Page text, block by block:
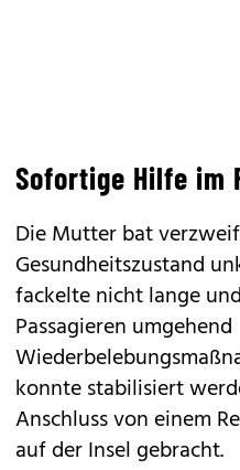
Sofortige Hilfe im
Die Mutter bat
Gesundheitszustand
fackelte nicht lange
Passagieren umgehend
konnte stabilisiert
Anschluss von einem
auf der Insel gebracht.